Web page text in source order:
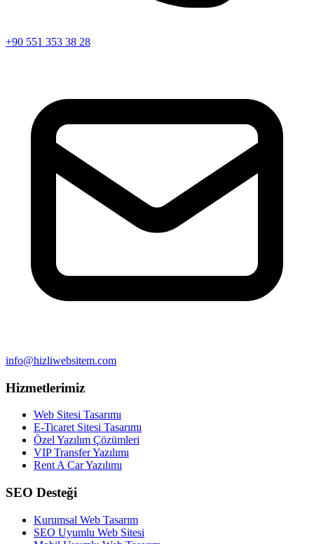
+90 551 353 38 28
info@hizliwebsitem.com
Hizmetlerimiz
Web Sitesi Tasarımı
E-Ticaret Sitesi Tasarımı
Özel Yazılım Çözümleri
VIP Transfer Yazılımı
Rent A Car Yazılımı
SEO Desteği
Kurumsal Web Tasarım
SEO Uyumlu Web Sitesi